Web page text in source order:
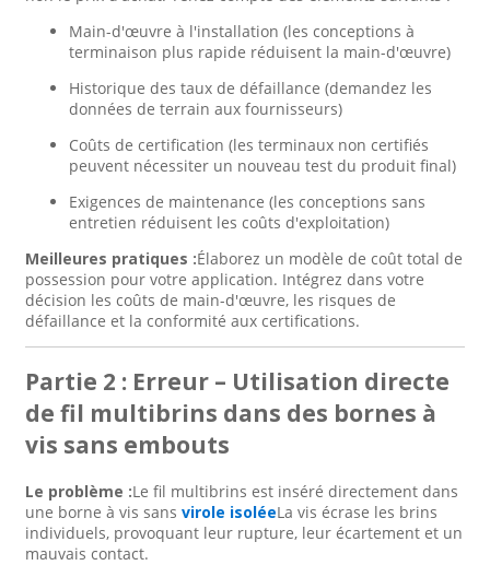
Main-d'œuvre à l'installation (les conceptions à
terminaison plus rapide réduisent la main-d'œuvre)
Historique des taux de défaillance (demandez les
données de terrain aux fournisseurs)
Coûts de certification (les terminaux non certifiés
peuvent nécessiter un nouveau test du produit final)
Exigences de maintenance (les conceptions sans
entretien réduisent les coûts d'exploitation)
Meilleures pratiques :Élaborez un modèle de coût total de
possession pour votre application. Intégrez dans votre
décision les coûts de main-d'œuvre, les risques de
défaillance et la conformité aux certifications.
Partie 2 : Erreur – Utilisation directe
de fil multibrins dans des bornes à
vis sans embouts
Le problème :Le fil multibrins est inséré directement dans
une borne à vis sans virole isoléeLa vis écrase les brins
individuels, provoquant leur rupture, leur écartement et un
mauvais contact.